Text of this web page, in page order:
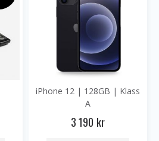
iPhone 12 | 128GB | Klass
A
3 190 kr